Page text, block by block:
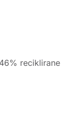
reciklirane